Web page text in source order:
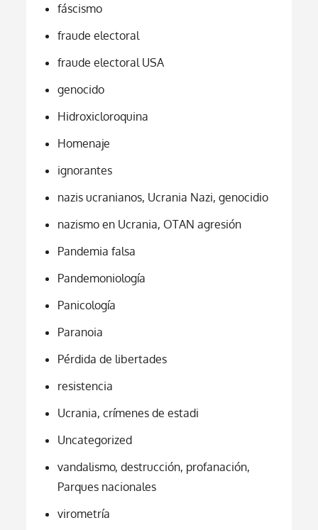
fáscismo
fraude electoral
fraude electoral USA
genocido
Hidroxicloroquina
Homenaje
ignorantes
nazis ucranianos, Ucrania Nazi, genocidio
nazismo en Ucrania, OTAN agresión
Pandemia falsa
Pandemoniología
Panicología
Paranoia
Pérdida de libertades
resistencia
Ucrania, crímenes de estadi
Uncategorized
vandalismo, destrucción, profanación,
Parques nacionales
virometría